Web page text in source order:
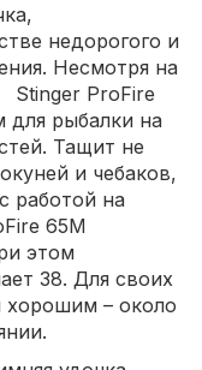
недорогого и
Несмотря на
Stinger ProFire
для рыбалки на
Тащит не
и чебаков,
работой на
65M
этом
38. Для своих
хорошим – около